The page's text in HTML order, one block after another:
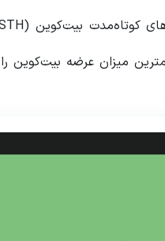
داشته‌اند – کمترین میزان عرضه